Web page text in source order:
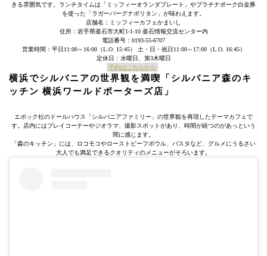
きる雰囲気です。ランチタイムは「ミッフィーオランダプレート」やプラチナポーク白金豚
を使った「ラガーバーグナポリタン」が味わえます。
店舗名：ミッフィーカフェかまいし
住所：岩手県釜石市大町1-1-10 釜石情報交流センター内
電話番号：0193-55-6707
営業時間：平日11:00～16:00（L.O. 15:45） 土・日・祝日11:00～17:00（L.O. 16:45）
定休日：水曜日、第3木曜日
予約はこちらから
横浜でシルバニアの世界観を満喫「シルバニア森のキ
ッチン 横浜ワールドポーターズ店」
エポック社のドールハウス「シルバニアファミリー」の世界観を再現したテーマカフェで
す。店内にはプレイコーナーやジオラマ、撮影スポットがあり、時間が経つのがあっという
間に感じます。
「森のキッチン」には、ロコモコやローストビーフボウル、パスタなど、グルメにうるさい
大人でも満足できるクオリティのメニューがそろいます。